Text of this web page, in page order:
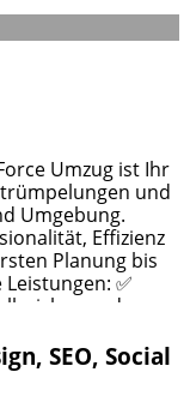
Umzug ist Ihr
und
Umgebung.
Effizienz
Planung bis
✅
sicher und
Besenreine
SEO, Social